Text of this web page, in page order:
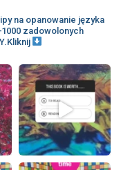
na opanowanie języka
zadowolonych